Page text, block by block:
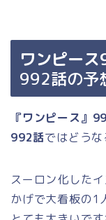
ワンピー
992話の予
『ワンピース』
992話ではどう
スーロン化した
かげで大看板の1